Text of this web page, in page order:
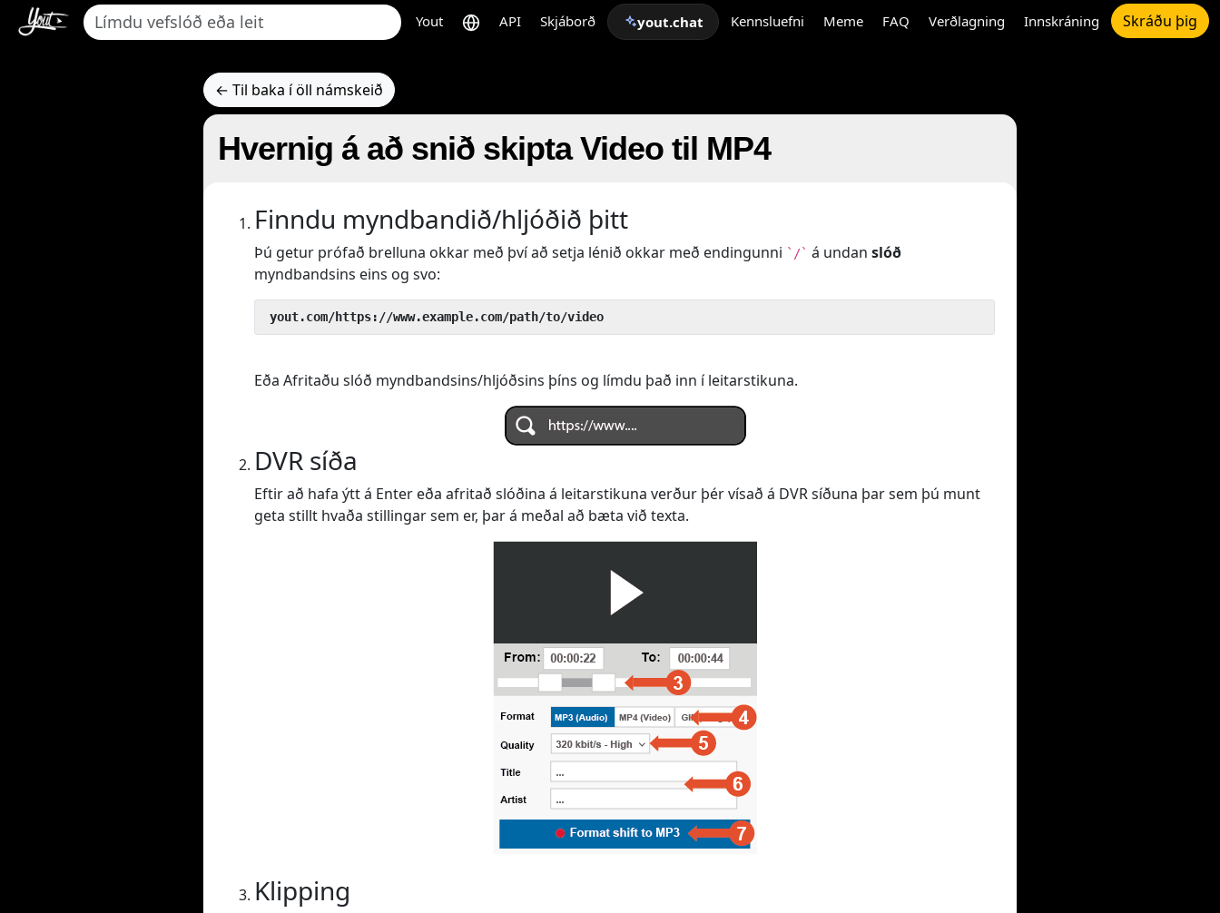
Yout API Skjáborð yout.chat Kennsluefni Meme FAQ Verðlagning Innskráning Skráðu þig
← Til baka í öll námskeið
Hvernig á að snið skipta Video til MP4
Finndu myndbandið/hljóðið þitt
Þú getur prófað brelluna okkar með því að setja lénið okkar með endingunni `/` á undan slóð
myndbandsins eins og svo:
yout.com/https://www.example.com/path/to/video
Eða Afritaðu slóð myndbandsins/hljóðsins þíns og límdu það inn í leitarstikuna.
DVR síða
Eftir að hafa ýtt á Enter eða afritað slóðina á leitarstikuna verður þér vísað á DVR síðuna þar sem þú munt
geta stillt hvaða stillingar sem er, þar á meðal að bæta við texta.
Klipping